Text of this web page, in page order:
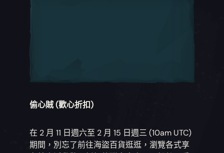
偷心賊 (歡心折扣)
在 2 月 11 日週六至 2 月 15 日週三 (10am UTC)
期間，別忘了前往海盜百貨逛逛，瀏覽各式享